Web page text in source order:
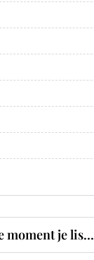
moment je lis…